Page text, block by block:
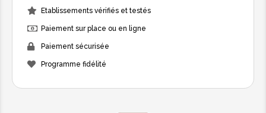
Etablissements vérifiés et testés
Paiement sur place ou en ligne
Paiement sécurisée
Programme fidélité